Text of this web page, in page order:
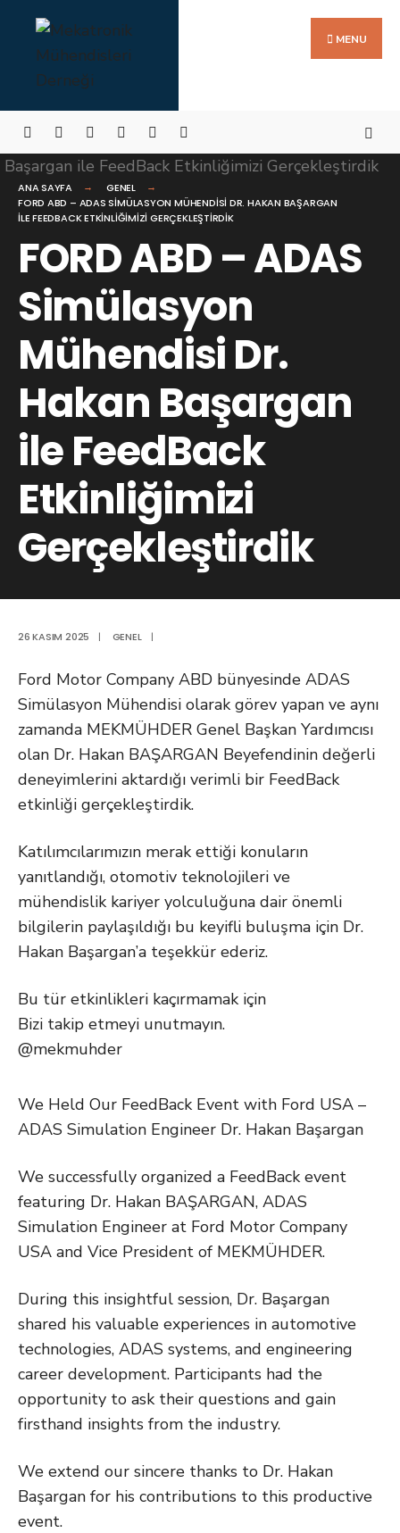
Skip
content
MENU
ANA SAYFA
GENEL
FORD ABD – ADAS SIMÜLASYON MÜHENDISI DR. HAKAN BAŞARGAN
ILE FEEDBACK ETKINLIĞIMIZI GERÇEKLEŞTIRDIK
FORD ABD – ADAS
Simülasyon
Mühendisi Dr.
Hakan Başargan
ile FeedBack
Etkinliğimizi
Gerçekleştirdik
26 KASIM 2025 | GENEL |
Ford Motor Company ABD bünyesinde ADAS
Simülasyon Mühendisi olarak görev yapan ve aynı
zamanda MEKMÜHDER Genel Başkan Yardımcısı
olan Dr. Hakan BAŞARGAN Beyefendinin değerli
deneyimlerini aktardığı verimli bir FeedBack
etkinliği gerçekleştirdik.
Katılımcılarımızın merak ettiği konuların
yanıtlandığı, otomotiv teknolojileri ve
mühendislik kariyer yolculuğuna dair önemli
bilgilerin paylaşıldığı bu keyifli buluşma için Dr.
Hakan Başargan’a teşekkür ederiz.
Bu tür etkinlikleri kaçırmamak için
Bizi takip etmeyi unutmayın.
@mekmuhder
We Held Our FeedBack Event with Ford USA –
ADAS Simulation Engineer Dr. Hakan Başargan
We successfully organized a FeedBack event
featuring Dr. Hakan BAŞARGAN, ADAS
Simulation Engineer at Ford Motor Company
USA and Vice President of MEKMÜHDER.
During this insightful session, Dr. Başargan
shared his valuable experiences in automotive
technologies, ADAS systems, and engineering
career development. Participants had the
opportunity to ask their questions and gain
firsthand insights from the industry.
We extend our sincere thanks to Dr. Hakan
Başargan for his contributions to this productive
event.
for: